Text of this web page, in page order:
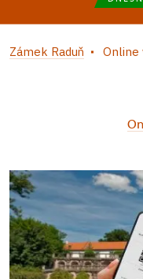
Zámek Raduň Online